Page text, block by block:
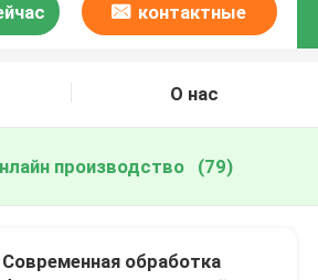
контактные
О нас
производство (79)
Современная обработка